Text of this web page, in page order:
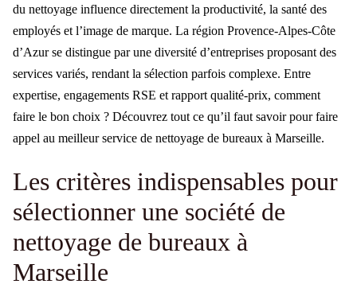
du nettoyage influence directement la productivité, la santé des
employés et l’image de marque. La région Provence-Alpes-Côte
d’Azur se distingue par une diversité d’entreprises proposant des
services variés, rendant la sélection parfois complexe. Entre
expertise, engagements RSE et rapport qualité-prix, comment
faire le bon choix ? Découvrez tout ce qu’il faut savoir pour faire
appel au meilleur service de nettoyage de bureaux à Marseille.
Les critères indispensables pour
sélectionner une société de
nettoyage de bureaux à
Marseille